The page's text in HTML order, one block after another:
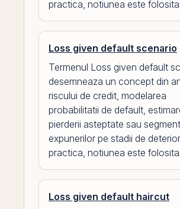
practica, notiunea este
Loss given default scenario
Termenul Loss given default
desemneaza un concept din
riscului de credit, modelarea
probabilitatii de default,
pierderii asteptate sau
expunerilor pe stadii de
practica, notiunea este
Loss given default haircut